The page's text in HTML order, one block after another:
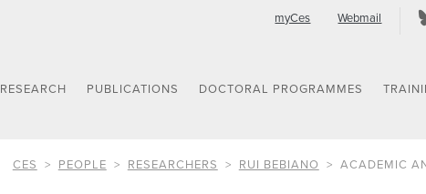
myCes Webmail
RESEARCH PUBLICATIONS DOCTORAL PROGRAMMES
CES PEOPLE RESEARCHERS RUI BEBIANO ACADEMIC